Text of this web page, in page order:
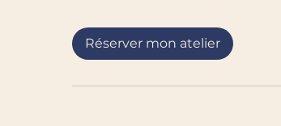
Réserver mon atelier